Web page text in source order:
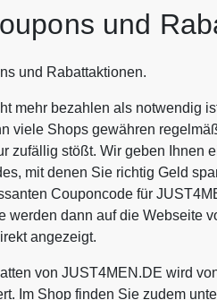
und
und Rabattaktionen.
mehr bezahlen als notwendig
viele Shops gewähren
zufällig stößt. Wir geben Ihnen
mit denen Sie richtig Geld
Couponcode für
werden dann auf die Webseite
angezeigt.
von JUST4MEN.DE wird
Im Shop finden Sie zudem